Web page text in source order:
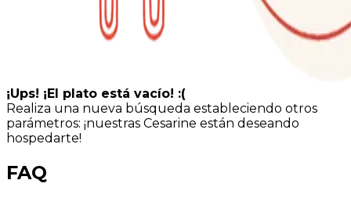
¡Ups! ¡El plato está vacío! :(
Realiza una nueva búsqueda estableciendo otros
parámetros: ¡nuestras Cesarine están deseando
hospedarte!
FAQ